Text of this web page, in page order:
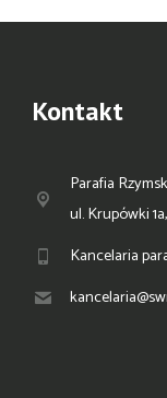
Kontakt
Parafia
ul. Krupówki
Kancelaria